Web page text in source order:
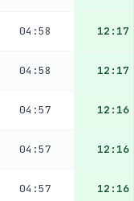
04:58 12:17
04:58 12:17
04:57 12:16
04:57 12:16
04:57 12:16